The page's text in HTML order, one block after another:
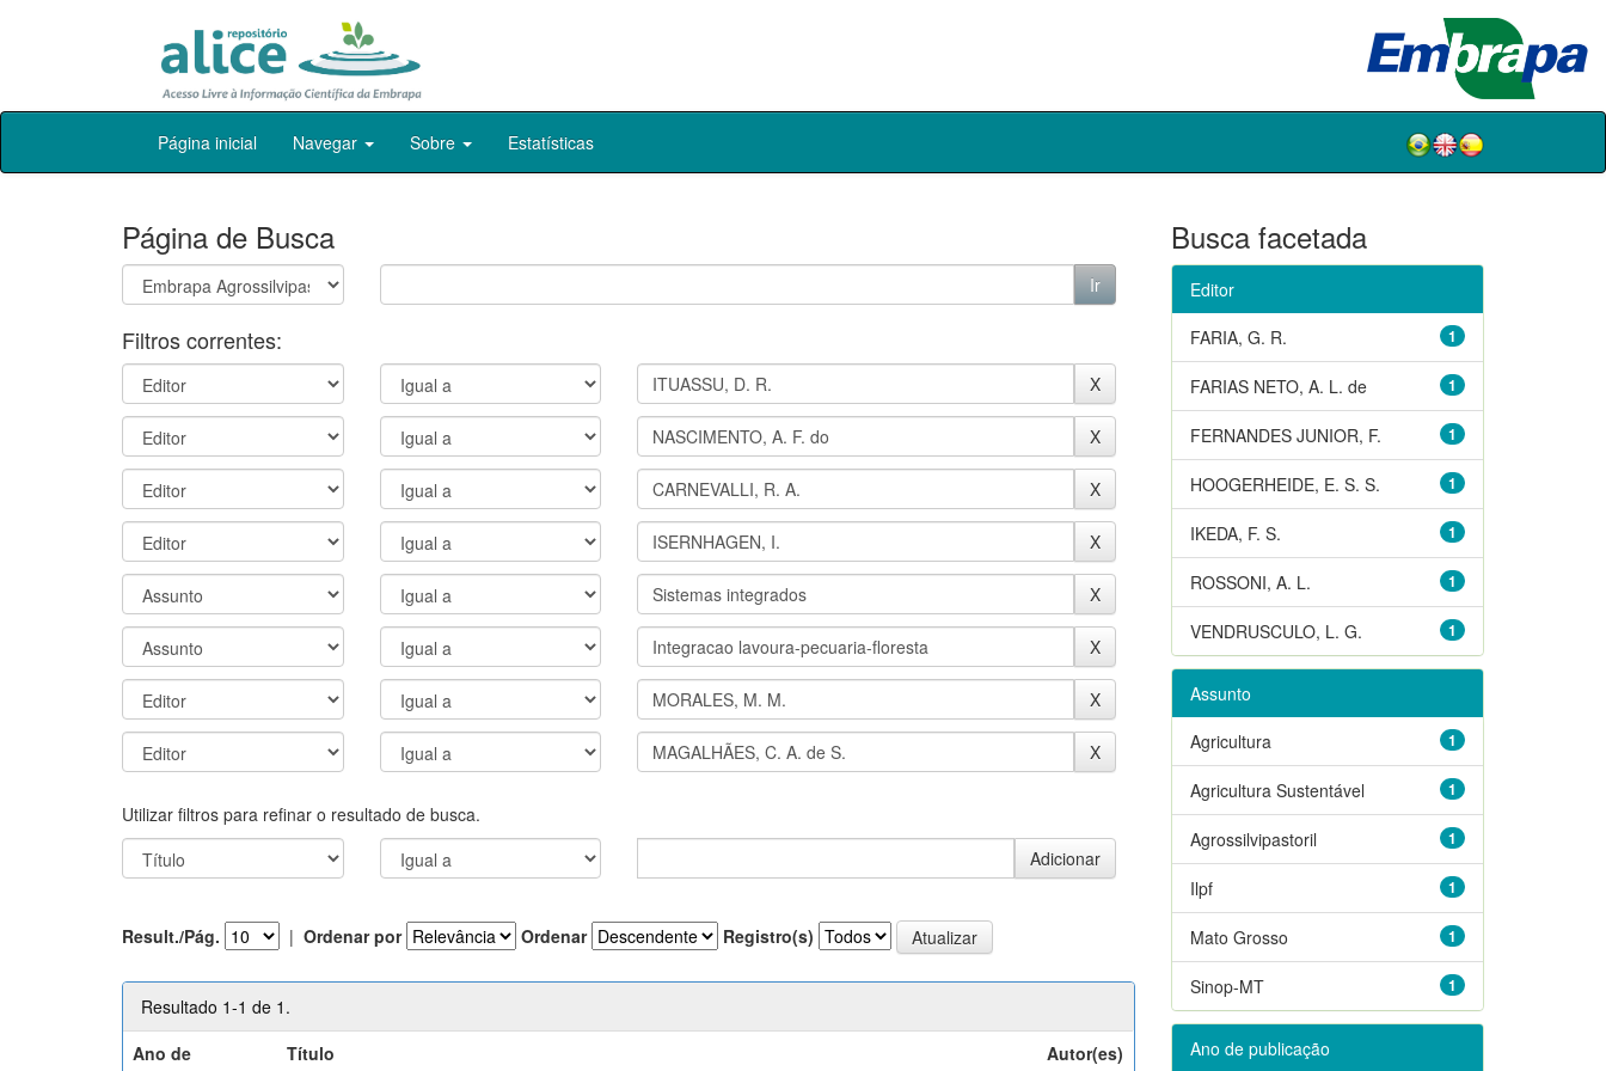
Skip
Página inicial Navegar Sobre Estatísticas
Página de Busca
Filtros correntes:
Utilizar filtros para refinar o resultado de busca.
Result./Pág. | Ordenar por Ordenar Registro(s)
Resultado 1-1 de 1.
Ano de
Título Autor(es)
Busca facetada
Editor
1
FARIA, G. R.
1
FARIAS NETO, A. L. de
1
FERNANDES JUNIOR, F.
1
HOOGERHEIDE, E. S. S.
1
IKEDA, F. S.
1
ROSSONI, A. L.
1
VENDRUSCULO, L. G.
Assunto
1
Agricultura
1
Agricultura Sustentável
1
Agrossilvipastoril
1
Ilpf
1
Mato Grosso
1
Sinop-MT
Ano de publicação